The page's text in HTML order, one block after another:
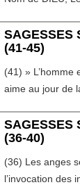
SAGESSES
(41-45)
(41) » L’homme
aime au jour de
SAGESSES
(36-40)
(36) Les anges
l’invocation des